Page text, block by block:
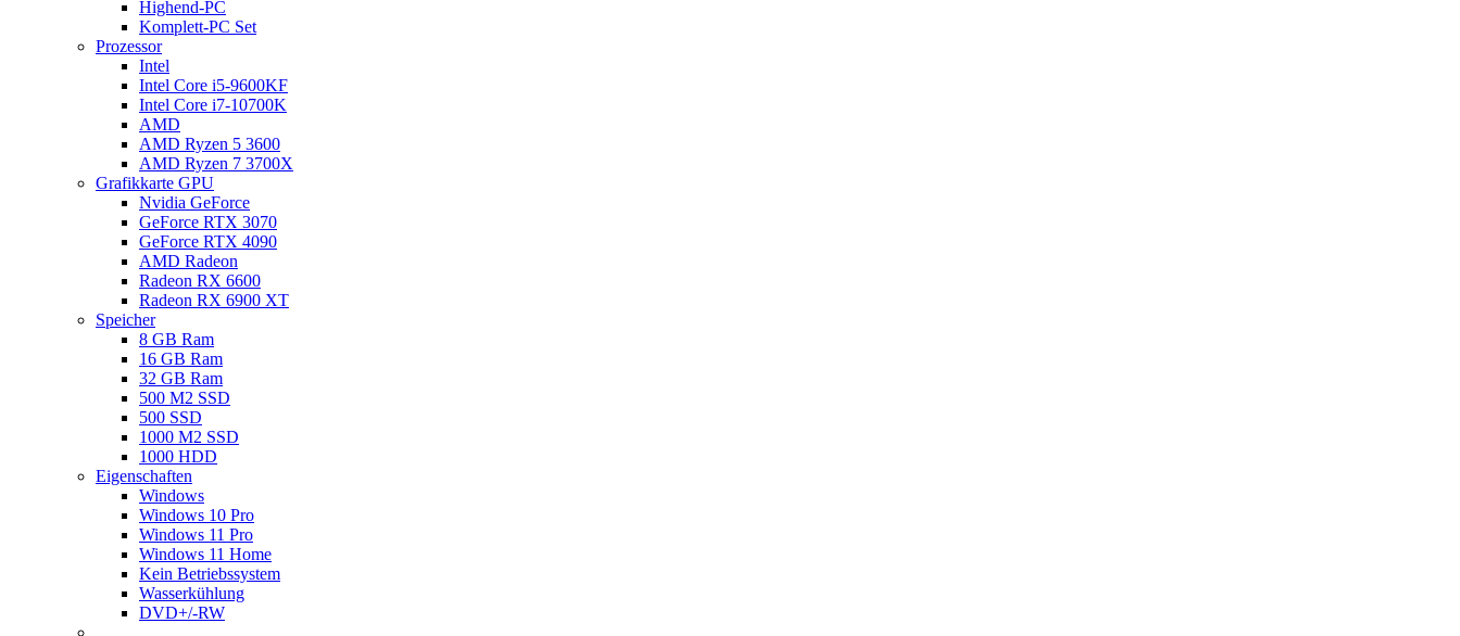
Highend-PC
Komplett-PC Set
Prozessor
Intel
Intel Core i5-9600KF
Intel Core i7-10700K
AMD
AMD Ryzen 5 3600
AMD Ryzen 7 3700X
Grafikkarte GPU
Nvidia GeForce
GeForce RTX 3070
GeForce RTX 4090
AMD Radeon
Radeon RX 6600
Radeon RX 6900 XT
Speicher
8 GB Ram
16 GB Ram
32 GB Ram
500 M2 SSD
500 SSD
1000 M2 SSD
1000 HDD
Eigenschaften
Windows
Windows 10 Pro
Windows 11 Pro
Windows 11 Home
Kein Betriebssystem
Wasserkühlung
DVD+/-RW